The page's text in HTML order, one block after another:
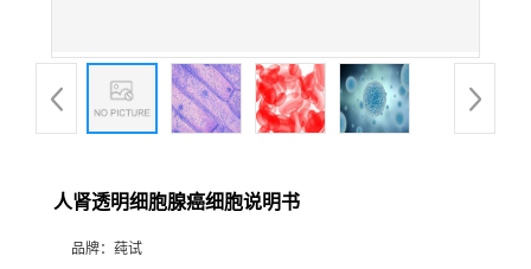
人肾透明细胞腺癌细胞说明书
品牌： 莼试